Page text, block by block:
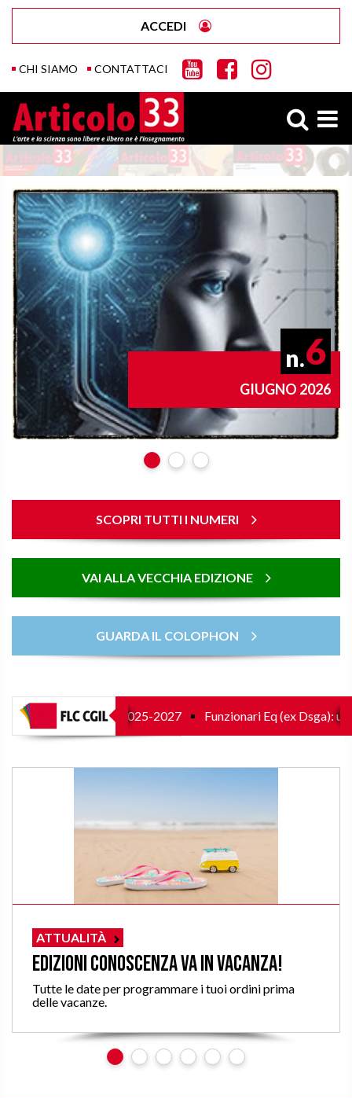
CHI SIAMO CONTATTACI
ACCEDI
n.6
GIUGNO 2026
SCOPRI TUTTI I NUMERI
VAI ALLA VECCHIA EDIZIONE
GUARDA IL COLOPHON
per rinnovo 2025-2027 Funzionari Eq (ex Dsga):
ATTUALITÀ
Edizioni Conoscenza va in vacanza!
Tutte le date per programmare i tuoi ordini prima
delle vacanze.